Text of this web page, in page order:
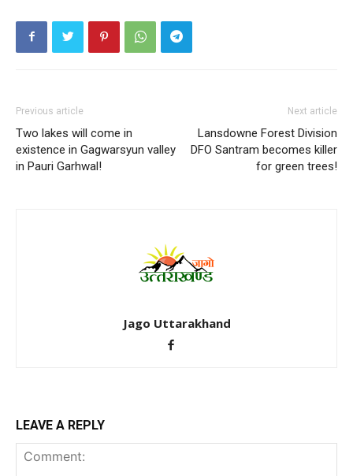
Previous article
Two lakes will come in
existence in Gagwarsyun valley
in Pauri Garhwal!
Next article
Lansdowne Forest Division
DFO Santram becomes killer
for green trees!
Jago Uttarakhand
LEAVE A REPLY